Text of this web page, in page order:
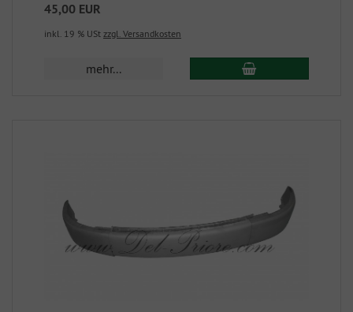
45,00 EUR
inkl. 19 % USt zzgl. Versandkosten
mehr...